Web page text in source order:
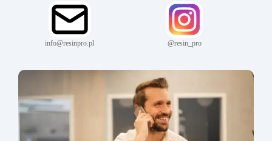
info@resinpro.pl @resin_pro